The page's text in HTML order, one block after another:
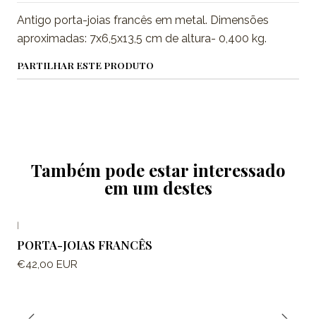
Antigo porta-joias francês em metal. Dimensões
aproximadas: 7x6,5x13,5 cm de altura- 0,400 kg.
PARTILHAR ESTE PRODUTO
Também pode estar interessado
em um destes
|
PORTA-JOIAS FRANCÊS
€42,00 EUR